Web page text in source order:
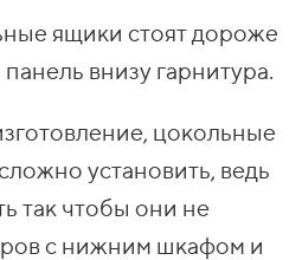
ящики стоят дороже
внизу гарнитура.
цокольные
установить, ведь
так чтобы они не
с нижним шкафом и